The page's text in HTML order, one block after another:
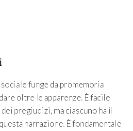
funge da promemoria
oltre le apparenze. È facile
pregiudizi, ma ciascuno ha il
narrazione. È fondamentale